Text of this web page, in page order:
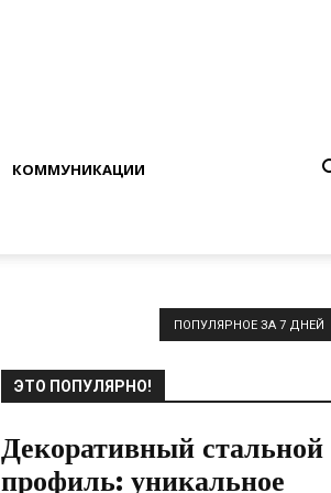
КОММУНИКАЦИИ
ПОПУЛЯРНОЕ ЗА 7 ДНЕЙ
ЭТО ПОПУЛЯРНО!
Декоративный стальной
профиль: уникальное